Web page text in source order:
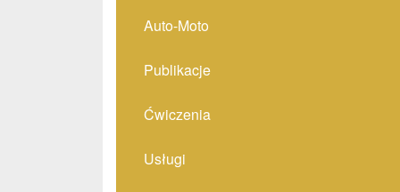
Auto-Moto
Publikacje
Ćwiczenia
Usługi